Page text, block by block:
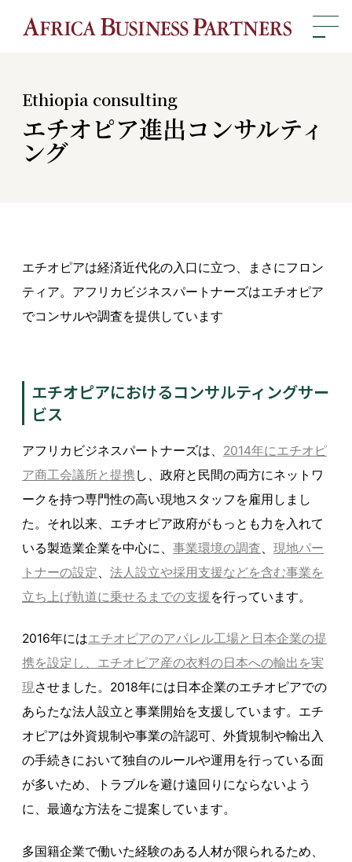
Ethiopia consulting
エチオピア進出コンサルティ
ング
エチオピアは経済近代化の入口に立つ、まさにフロン
ティア。アフリカビジネスパートナーズはエチオピア
でコンサルや調査を提供しています
エチオピアにおけるコンサルティングサー
ビス
アフリカビジネスパートナーズは、 2014年にエチオピ
ア商工会議所と提携し、政府と民間の両方にネットワ
ークを持つ専門性の高い現地スタッフを雇用しまし
た。それ以来、エチオピア政府がもっとも力を入れて
いる製造業企業を中心に、 事業環境の調査
現地パー
トナーの設定
法人設立や採用支援などを含む事業を
立ち上げ軌道に乗せるまでの支援を行っています。
2016年にはエチオピアのアパレル工場と日本企業の提
携を設定し、エチオピア産の衣料の日本への輸出を実
現させました。2018年には日本企業のエチオピアでの
あらたな法人設立と事業開始を支援しています。エチ
オピアは外資規制や事業の許認可、外貨規制や輸出入
の手続きにおいて独自のルールや運用を行っている面
が多いため、トラブルを避け遠回りにならないよう
に、最適な方法をご提案しています。
多国籍企業で働いた経験のある人材が限られるため、